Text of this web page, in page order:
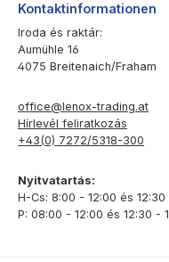
Kontaktinformationen
Iroda és raktár:
Aumühle 16
4075 Breitenaich/Fraham
office@lenox-trading.at
Hírlevél feliratkozás
+43(0) 7272/5318-300
Nyitvatartás:
H-Cs: 8:00 - 12:00 és 12:30
P: 08:00 - 12:00 és 12:30 -